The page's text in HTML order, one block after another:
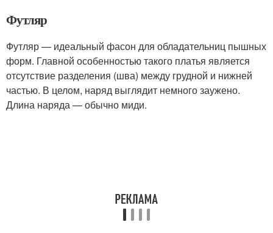
Футляр
Футляр — идеальный фасон для обладательниц пышных
форм. Главной особенностью такого платья является
отсутствие разделения (шва) между грудной и нижней
частью. В целом, наряд выглядит немного заужено.
Длина наряда — обычно миди.